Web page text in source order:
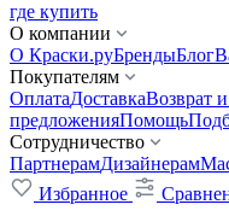
где купить
О компании
О Краски.руБрендыБлог
Покупателям
ОплатаДоставкаВозврат
предложенияПомощь
Сотрудничество
ПартнерамДизайнерам
Избранное